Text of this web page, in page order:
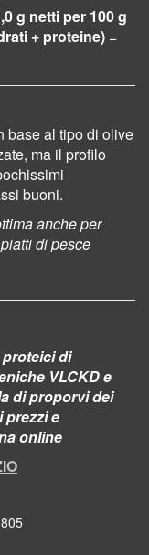
g netti per 100 g
+ proteine) =
base al tipo di olive
ma il profilo
buoni.
anche per
di pesce
di
VLCKD e
di proporvi dei
e
online